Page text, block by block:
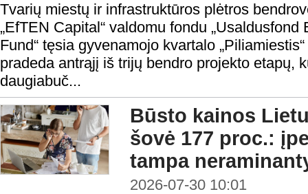
Tvarių miestų ir infrastruktūros plėtros
„EfTEN Capital“ valdomu fondu
Fund“ tęsia gyvenamojo kvartalo
pradeda antrąjį iš trijų bendro projekto etapų,
daugiabuč...
Būsto kainos
šovė 177 proc.:
tampa
2026-07-30 10:01